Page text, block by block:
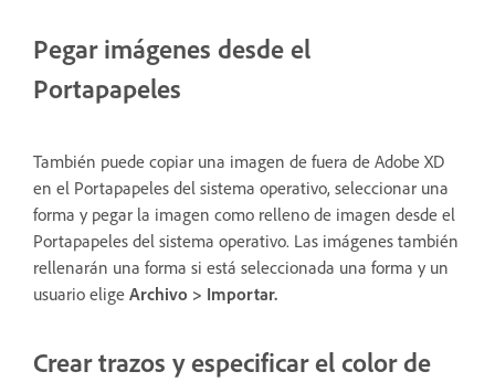
Pegar imágenes desde el
Portapapeles
También puede copiar una imagen de fuera de Adobe XD
en el Portapapeles del sistema operativo, seleccionar una
forma y pegar la imagen como relleno de imagen desde el
Portapapeles del sistema operativo. Las imágenes también
rellenarán una forma si está seleccionada una forma y un
usuario elige Archivo > Importar.
Crear trazos y especificar el color de